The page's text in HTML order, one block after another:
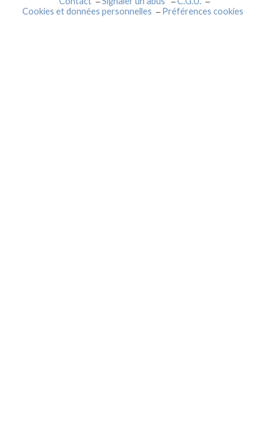
Cookies et données personnelles
Préférences cookies